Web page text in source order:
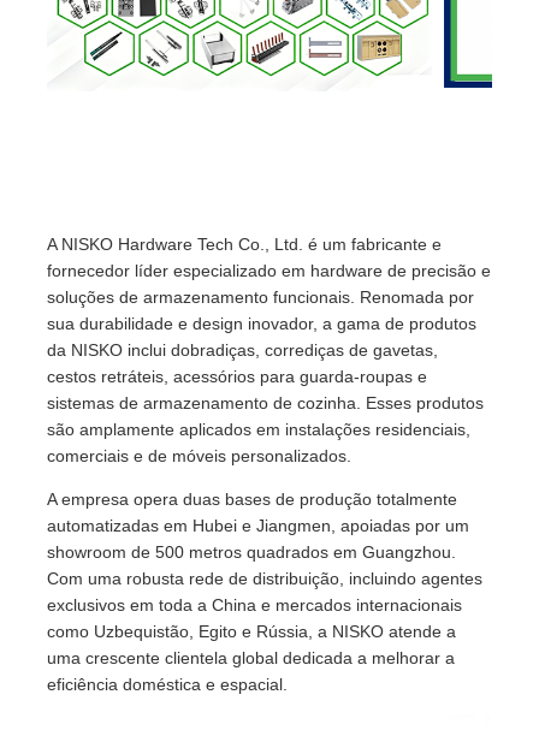
A NISKO Hardware Tech Co., Ltd. é um fabricante e
fornecedor líder especializado em hardware de precisão e
soluções de armazenamento funcionais. Renomada por
sua durabilidade e design inovador, a gama de produtos
da NISKO inclui dobradiças, corrediças de gavetas,
cestos retráteis, acessórios para guarda-roupas e
sistemas de armazenamento de cozinha. Esses produtos
são amplamente aplicados em instalações residenciais,
comerciais e de móveis personalizados.
A empresa opera duas bases de produção totalmente
automatizadas em Hubei e Jiangmen, apoiadas por um
showroom de 500 metros quadrados em Guangzhou.
Com uma robusta rede de distribuição, incluindo agentes
exclusivos em toda a China e mercados internacionais
como Uzbequistão, Egito e Rússia, a NISKO atende a
uma crescente clientela global dedicada a melhorar a
eficiência doméstica e espacial.